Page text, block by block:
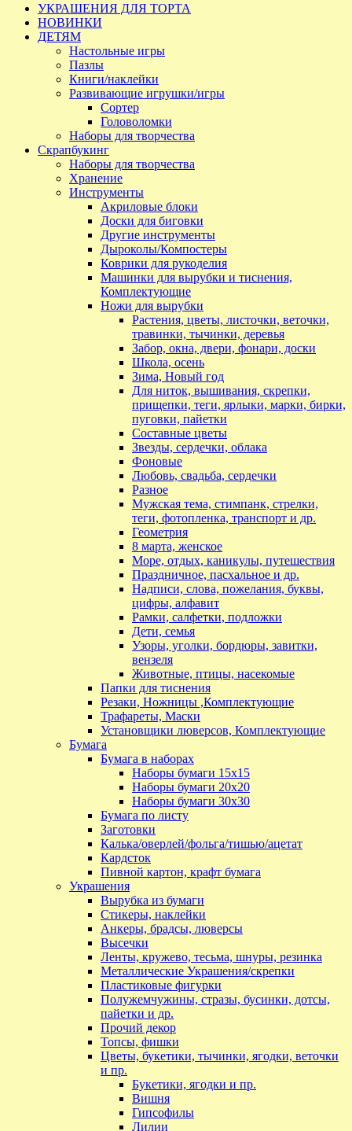
УКРАШЕНИЯ ДЛЯ ТОРТА
НОВИНКИ
ДЕТЯМ
Настольные игры
Пазлы
Книги/наклейки
Развивающие игрушки/игры
Сортер
Головоломки
Наборы для творчества
Скрапбукинг
Наборы для творчества
Хранение
Инструменты
Акриловые блоки
Доски для биговки
Другие инструменты
Дыроколы/Компостеры
Коврики для рукоделия
Машинки для вырубки и тиснения,
Комплектующие
Ножи для вырубки
Растения, цветы, листочки, веточки,
травинки, тычинки, деревья
Забор, окна, двери, фонари, доски
Школа, осень
Зима, Новый год
Для ниток, вышивания, скрепки,
прищепки, теги, ярлыки, марки, бирки,
пуговки, пайетки
Составные цветы
Звезды, сердечки, облака
Фоновые
Любовь, свадьба, сердечки
Разное
Мужская тема, стимпанк, стрелки,
теги, фотопленка, транспорт и др.
Геометрия
8 марта, женское
Море, отдых, каникулы, путешествия
Праздничное, пасхальное и др.
Надписи, слова, пожелания, буквы,
цифры, алфавит
Рамки, салфетки, подложки
Дети, семья
Узоры, уголки, бордюры, завитки,
вензеля
Животные, птицы, насекомые
Папки для тиснения
Резаки, Ножницы ,Комплектующие
Трафареты, Маски
Установщики люверсов, Комплектующие
Бумага
Бумага в наборах
Наборы бумаги 15х15
Наборы бумаги 20х20
Наборы бумаги 30х30
Бумага по листу
Заготовки
Калька/оверлей/фольга/тишью/ацетат
Кардсток
Пивной картон, крафт бумага
Украшения
Вырубка из бумаги
Стикеры, наклейки
Анкеры, брадсы, люверсы
Высечки
Ленты, кружево, тесьма, шнуры, резинка
Металлические Украшения/скрепки
Пластиковые фигурки
Полужемчужины, стразы, бусинки, дотсы,
пайетки и др.
Прочий декор
Топсы, фишки
Цветы, букетики, тычинки, ягодки, веточки
и пр.
Букетики, ягодки и пр.
Вишня
Гипсофилы
Лилии